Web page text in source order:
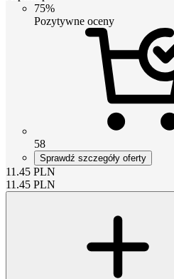
75%
Pozytywne oceny
58
Sprawdź szczegóły oferty
11.45 PLN
11.45 PLN